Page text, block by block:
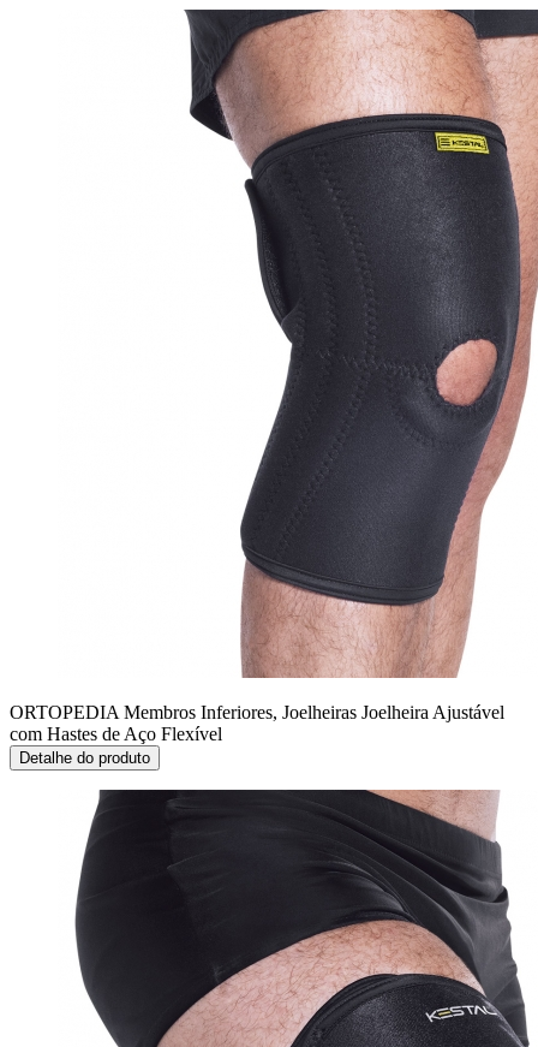
ORTOPEDIA Membros Inferiores, Joelheiras Joelheira Ajustável
com Hastes de Aço Flexível
Detalhe do produto